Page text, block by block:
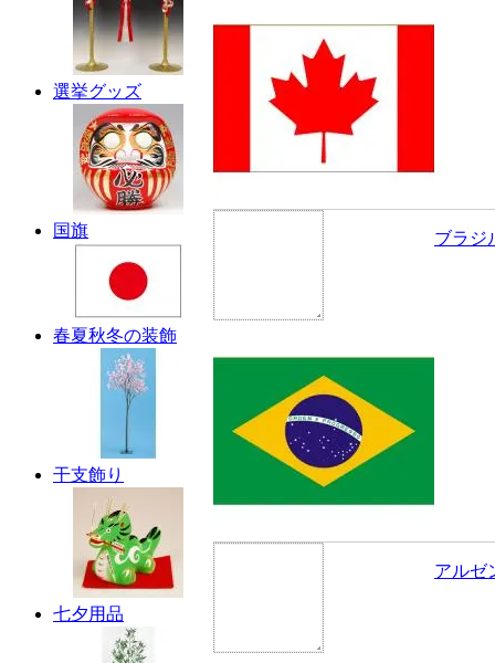
選挙グッズ
国旗
春夏秋冬の装飾
干支飾り
七夕用品
ブラジ
アルゼ